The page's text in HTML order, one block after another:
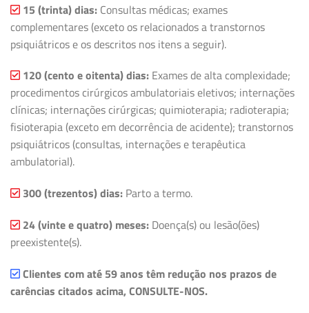
15 (trinta) dias: Consultas médicas; exames
complementares (exceto os relacionados a transtornos
psiquiátricos e os descritos nos itens a seguir).
120 (cento e oitenta) dias: Exames de alta complexidade;
procedimentos cirúrgicos ambulatoriais eletivos; internações
clínicas; internações cirúrgicas; quimioterapia; radioterapia;
fisioterapia (exceto em decorrência de acidente); transtornos
psiquiátricos (consultas, internações e terapêutica
ambulatorial).
300 (trezentos) dias: Parto a termo.
24 (vinte e quatro) meses: Doença(s) ou lesão(ões)
preexistente(s).
Clientes com até 59 anos têm redução nos prazos de
carências citados acima, CONSULTE-NOS.